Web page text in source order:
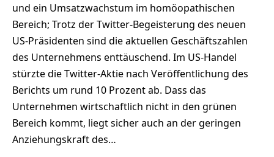
und ein Umsatzwachstum im homöopathischen
Bereich; Trotz der Twitter-Begeisterung des neuen
US-Präsidenten sind die aktuellen Geschäftszahlen
des Unternehmens enttäuschend. Im US-Handel
stürzte die Twitter-Aktie nach Veröffentlichung des
Berichts um rund 10 Prozent ab. Dass das
Unternehmen wirtschaftlich nicht in den grünen
Bereich kommt, liegt sicher auch an der geringen
Anziehungskraft des…